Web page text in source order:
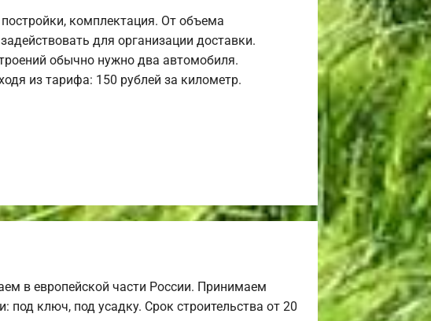
комплектация. От объема
для организации доставки.
обычно нужно два автомобиля.
из тарифа: 150 рублей за километр.
в европейской части России. Принимаем
ключ, под усадку. Срок строительства от 20